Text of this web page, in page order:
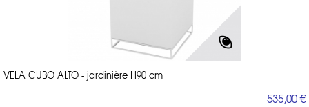
VELA CUBO ALTO - jardinière H90 cm
535,00 €